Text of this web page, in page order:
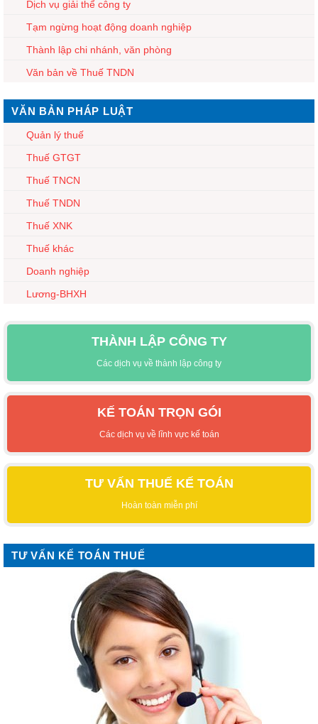
Dịch vụ giải thể công ty
Tạm ngừng hoạt động doanh nghiệp
Thành lập chi nhánh, văn phòng
Văn bản về Thuế TNDN
VĂN BẢN PHÁP LUẬT
Quản lý thuế
Thuế GTGT
Thuế TNCN
Thuế TNDN
Thuế XNK
Thuế khác
Doanh nghiệp
Lương-BHXH
THÀNH LẬP CÔNG TY
Các dịch vụ về thành lập công ty
KẾ TOÁN TRỌN GÓI
Các dịch vụ về lĩnh vực kế toán
TƯ VẤN THUẾ KẾ TOÁN
Hoàn toàn miễn phí
TƯ VẤN KẾ TOÁN THUẾ